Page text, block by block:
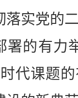
落实党的
署的有力
代课题